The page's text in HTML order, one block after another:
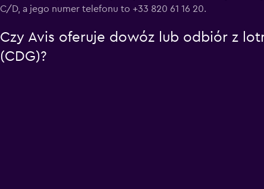
C/D, a jego numer telefonu to +33 820 61 16 20.
Czy Avis oferuje dowóz lub odbiór z
(CDG)?